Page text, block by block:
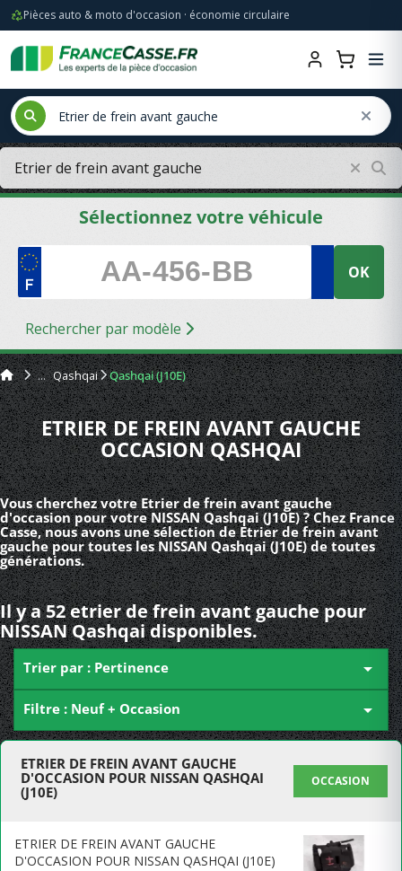
Pièces auto & moto d'occasion · économie circulaire
Sélectionnez votre véhicule
OK
Rechercher par modèle
Qashqai Qashqai (J10E)
ETRIER DE FREIN AVANT GAUCHE
OCCASION QASHQAI
Vous cherchez votre Etrier de frein avant gauche
d'occasion pour votre NISSAN Qashqai (J10E) ? Chez France
Casse, nous avons une sélection de Etrier de frein avant
gauche pour toutes les NISSAN Qashqai (J10E) de toutes
générations.
Il y a 52 etrier de frein avant gauche pour
NISSAN Qashqai disponibles.
Trier par : Pertinence 
Filtre : Neuf + Occasion 
ETRIER DE FREIN AVANT GAUCHE
D'OCCASION POUR NISSAN QASHQAI
(J10E)
OCCASION
ETRIER DE FREIN AVANT GAUCHE
D'OCCASION POUR NISSAN QASHQAI (J10E)